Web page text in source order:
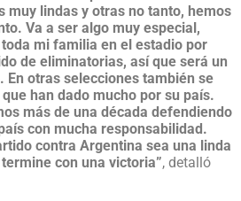
muy lindas y otras no tanto, hemos
Va a ser algo muy especial,
mi familia en el estadio por
de eliminatorias, así que será un
En otras selecciones también se
han dado mucho por su país.
más de una década defendiendo
con mucha responsabilidad.
contra Argentina sea una linda
con una victoria”, detalló